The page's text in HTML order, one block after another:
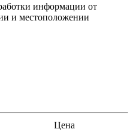
информации от
и местоположении
Цена